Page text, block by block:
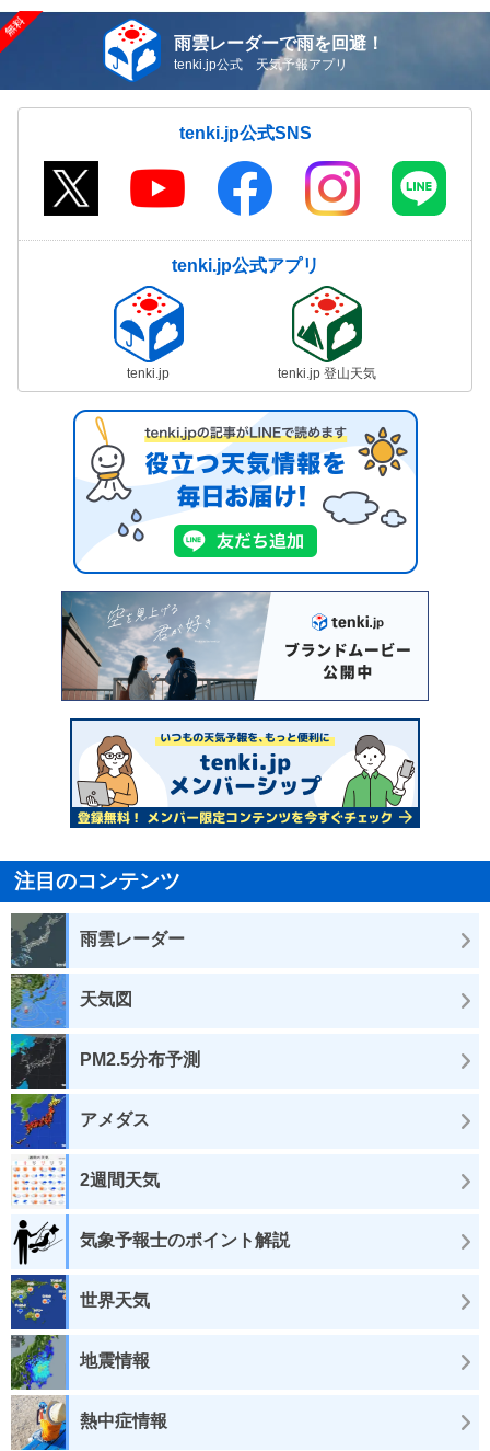
雨雲レーダーで雨を回避！
tenki.jp公式 天気予報アプリ
tenki.jp公式SNS
tenki.jp公式アプリ
tenki.jp tenki.jp 登山天気
注目のコンテンツ
雨雲レーダー
天気図
PM2.5分布予測
アメダス
2週間天気
気象予報士のポイント解説
世界天気
地震情報
熱中症情報